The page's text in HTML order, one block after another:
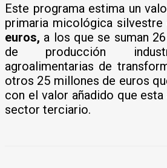
Este programa estima un
primaria micológica silvestre
euros, a los que se suman
de producción
agroalimentarias de
otros 25 millones de euros
con el valor añadido que
sector terciario.